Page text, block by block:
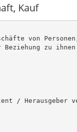
Kauf
von
Beziehung zu ihnen
/ Herausgeber